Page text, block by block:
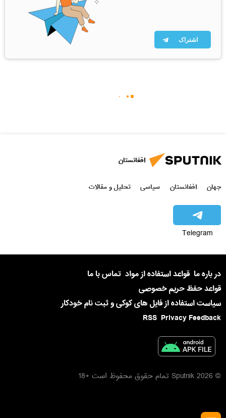
اشتراک
افغانستان
جهان افغانستان سیاسی تحلیل و مقالات
Telegram
در باره ما قواعد استفاده از مواد تماس با ما
قواعد حفظ حریم خصوصی
سیاست استفاده از فایل های کوکی و ثبت نام خودکار
Privacy Feedback
RSS
© 2026 Sputnik تمام حقوق محفوظ است +18